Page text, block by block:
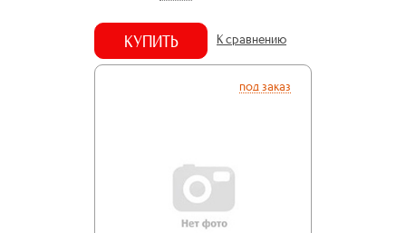
КУПИТЬ К сравнению
под заказ